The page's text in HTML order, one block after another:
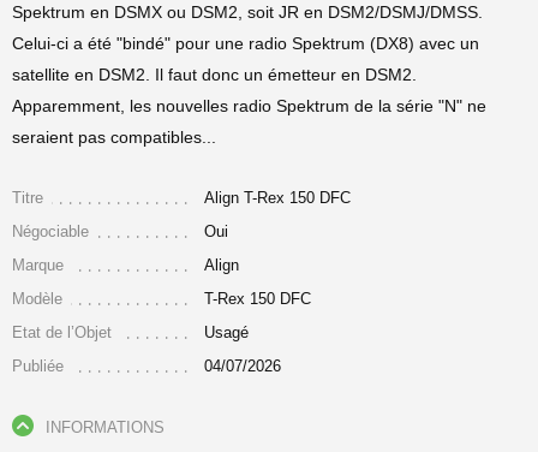
Spektrum en DSMX ou DSM2, soit JR en DSM2/DSMJ/DMSS.
Celui-ci a été "bindé" pour une radio Spektrum (DX8) avec un
satellite en DSM2. Il faut donc un émetteur en DSM2.
Apparemment, les nouvelles radio Spektrum de la série "N" ne
seraient pas compatibles...
Titre
Align T-Rex 150 DFC
Négociable
Oui
Marque
Align
Modèle
T-Rex 150 DFC
Etat de l’Objet
Usagé
Publiée
04/07/2026
INFORMATIONS